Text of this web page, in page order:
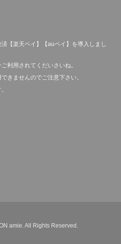
【楽天ペイ】【auペイ】を導入しまし
利用されてくだいさいね。
きませんのでご注意下さい。
amie. All Rights Reserved.